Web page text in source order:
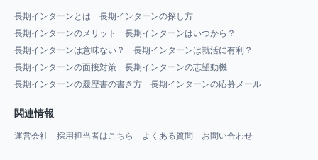
長期インターンとは
長期インターンの探し方
長期インターンのメリット
長期インターンはいつから？
長期インターンは意味ない？
長期インターンは就活に有利？
長期インターンの面接対策
長期インターンの志望動機
長期インターンの履歴書の書き方
長期インターンの応募メール
関連情報
運営会社 採用担当者はこちら よくある質問 お問い合わせ